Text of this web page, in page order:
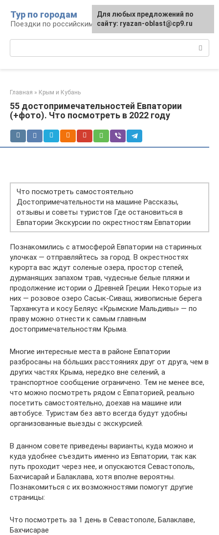
контенту
Тур по городам
Поездки по российским городам
Главная » Крым и Кубань
55 достопримечательностей Евпатории
(+фото). Что посмотреть в 2022 году
Что посмотреть самостоятельно
Достопримечательности на машине Рассказы,
отзывы и советы туристов Где остановиться в
Евпатории Экскурсии по окрестностям Евпатории
Познакомились с атмосферой Евпатории на старинных
улочках — отправляйтесь за город. В окрестностях
курорта вас ждут соленые озера, простор степей,
дурманящих запахом трав, чудесные белые пляжи и
продолжение истории о Древней Греции. Некоторые из
них — розовое озеро Сасык-Сиваш, живописные берега
Тарханкута и косу Беляус «Крымские Мальдивы» — по
праву можно отнести к самым главным
достопримечательностям Крыма.
Многие интересные места в районе Евпатории
разбросаны на бо́льших расстояниях друг от друга, чем в
других частях Крыма, нередко вне селений, а
транспортное сообщение ограничено. Тем не менее все,
что можно посмотреть рядом с Евпаторией, реально
посетить самостоятельно, доехав на машине или
автобусе. Туристам без авто всегда будут удобны
организованные выезды с экскурсией.
В данном совете приведены варианты, куда можно и
куда удобнее съездить именно из Евпатории, так как
путь проходит через нее, и опускаются Севастополь,
Бахчисарай и Балаклава, хотя вполне вероятны.
Познакомиться с их возможностями помогут другие
страницы:
Что посмотреть за 1 день в Севастополе, Балаклаве,
Бахчисарае
Для любых предложений по
сайту: ryazan-oblast@cp9.ru